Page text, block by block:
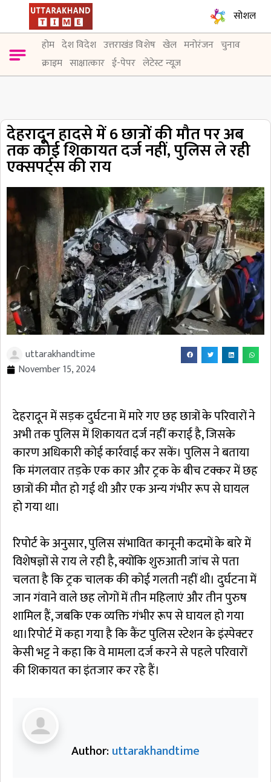
सोशल
होम देश विदेश उत्तराखंड विशेष खेल मनोरंजन चुनाव
क्राइम साक्षात्कार ई-पेपर लेटेस्ट न्यूज़
देहरादून हादसे में 6 छात्रों की मौत पर अब
तक कोई शिकायत दर्ज नहीं, पुलिस ले रही
एक्सपर्ट्स की राय
uttarakhandtime
November 15, 2024
देहरादून में सड़क दुर्घटना में मारे गए छह छात्रों के परिवारों ने
अभी तक पुलिस में शिकायत दर्ज नहीं कराई है, जिसके
कारण अधिकारी कोई कार्रवाई कर सकें। पुलिस ने बताया
कि मंगलवार तड़के एक कार और ट्रक के बीच टक्कर में छह
छात्रों की मौत हो गई थी और एक अन्य गंभीर रूप से घायल
हो गया था।
रिपोर्ट के अनुसार, पुलिस संभावित कानूनी कदमों के बारे में
विशेषज्ञों से राय ले रही है, क्योंकि शुरुआती जांच से पता
चलता है कि ट्रक चालक की कोई गलती नहीं थी। दुर्घटना में
जान गंवाने वाले छह लोगों में तीन महिलाएं और तीन पुरुष
शामिल हैं, जबकि एक व्यक्ति गंभीर रूप से घायल हो गया
था।रिपोर्ट में कहा गया है कि कैंट पुलिस स्टेशन के इंस्पेक्टर
केसी भट्ट ने कहा कि वे मामला दर्ज करने से पहले परिवारों
की शिकायत का इंतजार कर रहे हैं।
Author:uttarakhandtime